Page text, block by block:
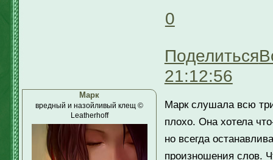
0
Поделиться
21:12:56
Марк
вредный и назойливый клещ ©
Leatherhoff
Марк слушала всю
плохо. Она хотела
но всегда
произношения слов.